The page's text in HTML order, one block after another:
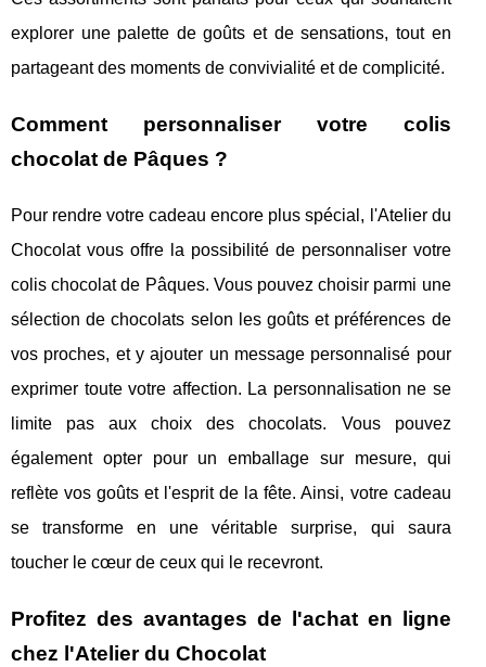
explorer une palette de goûts et de sensations, tout en
partageant des moments de convivialité et de complicité.
Comment personnaliser votre colis
chocolat de Pâques ?
Pour rendre votre cadeau encore plus spécial, l'Atelier du
Chocolat vous offre la possibilité de personnaliser votre
colis chocolat de Pâques. Vous pouvez choisir parmi une
sélection de chocolats selon les goûts et préférences de
vos proches, et y ajouter un message personnalisé pour
exprimer toute votre affection. La personnalisation ne se
limite pas aux choix des chocolats. Vous pouvez
également opter pour un emballage sur mesure, qui
reflète vos goûts et l'esprit de la fête. Ainsi, votre cadeau
se transforme en une véritable surprise, qui saura
toucher le cœur de ceux qui le recevront.
Profitez des avantages de l'achat en ligne
chez l'Atelier du Chocolat